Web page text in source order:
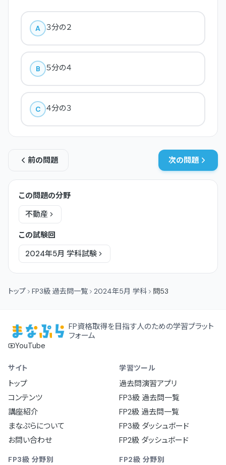
A ３分の２
B ５分の４
C ４分の３
前の問題 次の問題
この問題の分野
不動産
この試験回
2024年5月 学科試験
トップ FP3級 過去問一覧 2024年5月 学科 問53
FP資格取得を目指す人のための学習プラット
フォーム
YouTube
サイト
トップ
コンテンツ
講座紹介
まなぷらについて
お問い合わせ
学習ツール
過去問演習アプリ
FP3級 過去問一覧
FP2級 過去問一覧
FP3級 ダッシュボード
FP2級 ダッシュボード
FP3級 分野別 FP2級 分野別